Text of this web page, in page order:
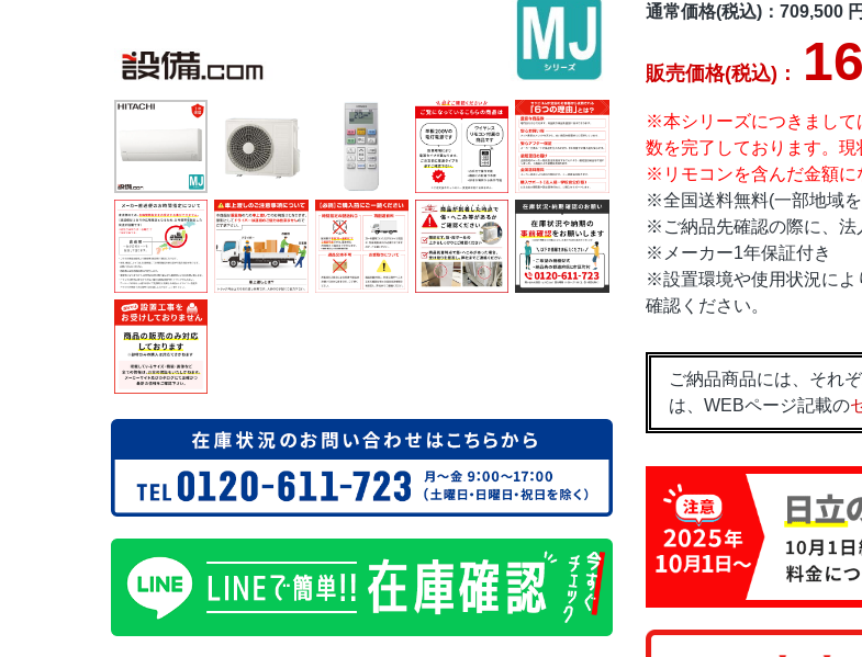
通常価格(税込)： 709,500円
販売価格(税込)：
※本シリーズにつきまして
数を完了しております。現
※リモコンを含んだ金額に
※全国送料無料(一部地域
※ご納品先確認の際に、法
※メーカー1年保証付き
※設置環境や使用状況によ
確認ください。
ご納品商品には、それ
は、WEBページ記載の